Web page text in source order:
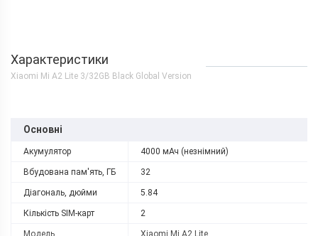
Характеристики
Xiaomi Mi A2 Lite 3/32GB Black Global Version
Основні
Акумулятор 4000 мАч (незнімний)
Вбудована пам'ять, ГБ 32
Діагональ, дюйми 5.84
Кількість SIM-карт 2
Модель Xiaomi Mi A2 Lite